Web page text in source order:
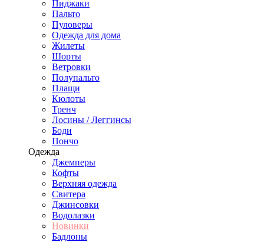
Пиджаки
Пальто
Пуловеры
Одежда для дома
Жилеты
Шорты
Ветровки
Полупальто
Плащи
Кюлоты
Тренч
Лосины / Леггинсы
Боди
Пончо
Одежда
Джемперы
Кофты
Верхняя одежда
Свитера
Джинсовки
Водолазки
Новинки
Бадлоны